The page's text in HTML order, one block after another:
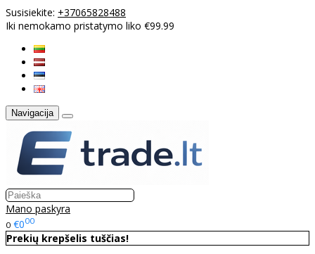
Susisiekite: +37065828488
Iki nemokamo pristatymo liko €99.99
Navigacija
Mano paskyra
0 €000
Prekių krepšelis tuščias!